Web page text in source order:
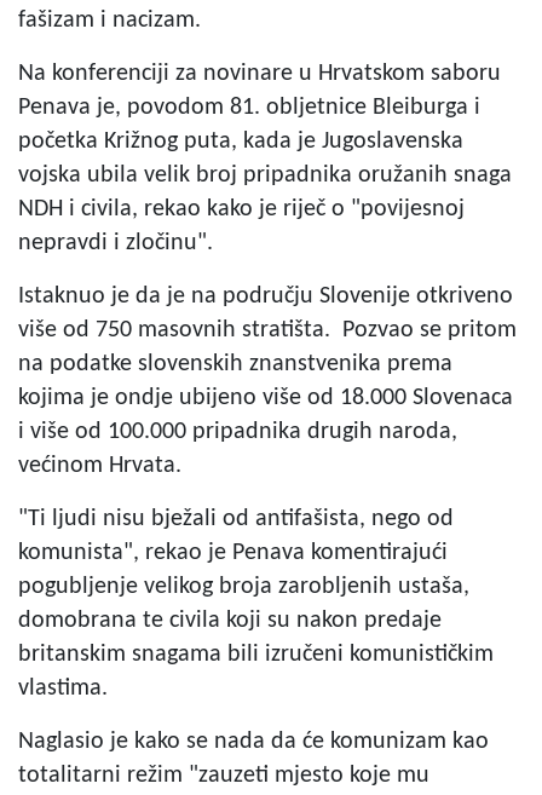
fašizam i nacizam.
Na konferenciji za novinare u Hrvatskom saboru
Penava je, povodom 81. obljetnice Bleiburga i
početka Križnog puta, kada je Jugoslavenska
vojska ubila velik broj pripadnika oružanih snaga
NDH i civila, rekao kako je riječ o "povijesnoj
nepravdi i zločinu".
Istaknuo je da je na području Slovenije otkriveno
više od 750 masovnih stratišta. Pozvao se pritom
na podatke slovenskih znanstvenika prema
kojima je ondje ubijeno više od 18.000 Slovenaca
i više od 100.000 pripadnika drugih naroda,
većinom Hrvata.
"Ti ljudi nisu bježali od antifašista, nego od
komunista", rekao je Penava komentirajući
pogubljenje velikog broja zarobljenih ustaša,
domobrana te civila koji su nakon predaje
britanskim snagama bili izručeni komunističkim
vlastima.
Naglasio je kako se nada da će komunizam kao
totalitarni režim "zauzeti mjesto koje mu